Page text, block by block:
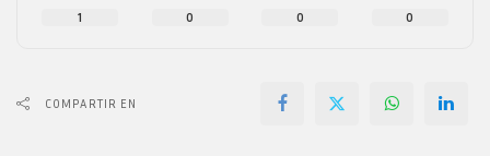
1 0 0 0
COMPARTIR EN